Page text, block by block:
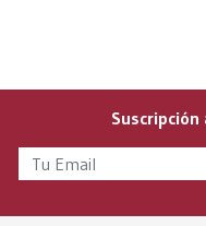
Suscripción